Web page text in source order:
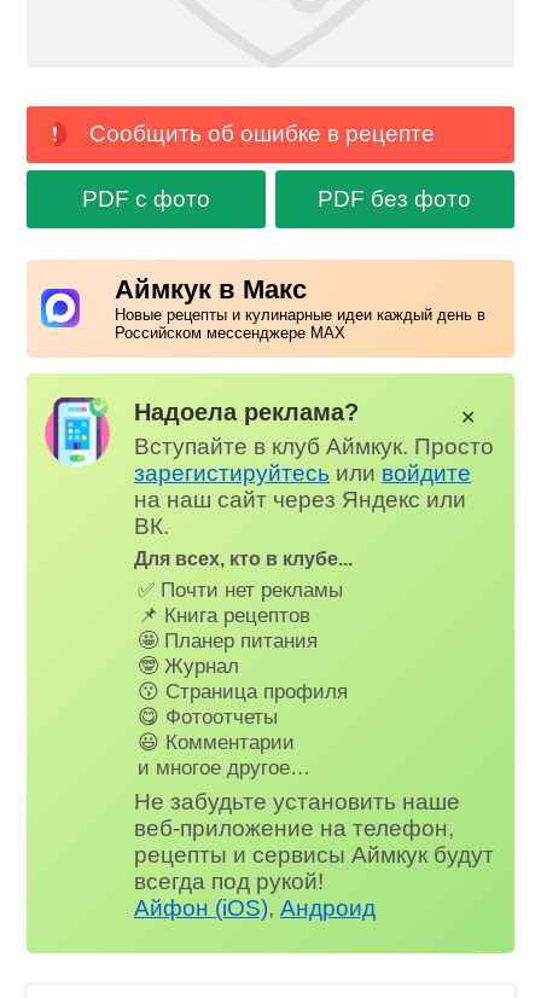
Сообщить об ошибке в рецепте
PDF с фото PDF без фото
Аймкук в Макс
Новые рецепты и кулинарные идеи каждый день в
Российском мессенджере MAX
Надоела реклама?
Вступайте в клуб Аймкук. Просто
зарегистируйтесь или войдите
на наш сайт через Яндекс или
ВК.
Для всех, кто в клубе...
✅ Почти нет рекламы
📌 Книга рецептов
🤩 Планер питания
🤓 Журнал
😗 Страница профиля
😋 Фотоотчеты
😃 Комментарии
и многое другое…
Не забудьте установить наше
веб-приложение на телефон,
рецепты и сервисы Аймкук будут
всегда под рукой!
Айфон (iOS),Андроид
✕